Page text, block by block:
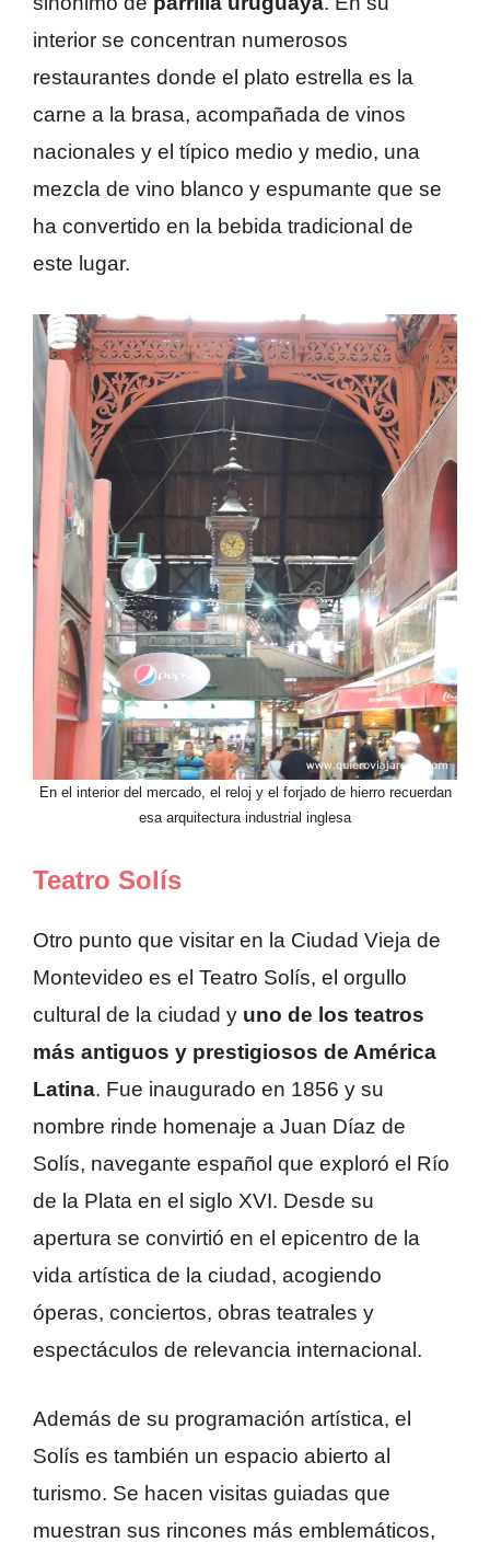
interior se concentran numerosos
restaurantes donde el plato estrella es la
carne a la brasa, acompañada de vinos
nacionales y el típico medio y medio, una
mezcla de vino blanco y espumante que se
ha convertido en la bebida tradicional de
este lugar.
En el interior del mercado, el reloj y el forjado de hierro recuerdan
esa arquitectura industrial inglesa
Teatro Solís
Otro punto que visitar en la Ciudad Vieja de
Montevideo es el Teatro Solís, el orgullo
cultural de la ciudad y uno de los teatros
más antiguos y prestigiosos de América
Latina. Fue inaugurado en 1856 y su
nombre rinde homenaje a Juan Díaz de
Solís, navegante español que exploró el Río
de la Plata en el siglo XVI. Desde su
apertura se convirtió en el epicentro de la
vida artística de la ciudad, acogiendo
óperas, conciertos, obras teatrales y
espectáculos de relevancia internacional.
Además de su programación artística, el
Solís es también un espacio abierto al
turismo. Se hacen visitas guiadas que
muestran sus rincones más emblemáticos,